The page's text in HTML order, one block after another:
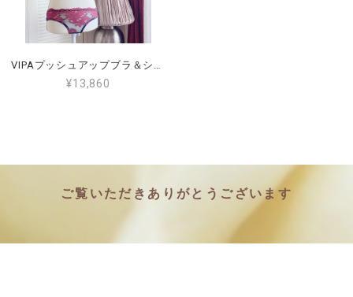
VIPAプッシュアップブラ＆ショーツEU70E.S(日本サイズF70ショーツM)ネイビー／オレンジ【VP-1957】
¥13,860
ご覧いただきありがとうございます